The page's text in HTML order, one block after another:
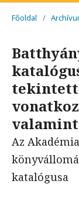
Főoldal /
Az
katalógusa